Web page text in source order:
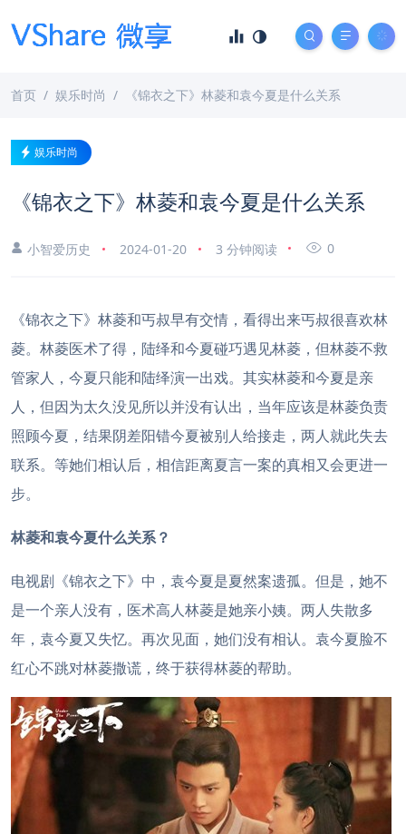
首页 娱乐时尚 《锦衣之下》林菱和袁今夏是什么关系
娱乐时尚
《锦衣之下》林菱和袁今夏是什么关系
小智爱历史 2024-01-20 3 分钟阅读 0
《锦衣之下》林菱和丐叔早有交情，看得出来丐叔很喜欢林
菱。林菱医术了得，陆绎和今夏碰巧遇见林菱，但林菱不救
管家人，今夏只能和陆绎演一出戏。其实林菱和今夏是亲
人，但因为太久没见所以并没有认出，当年应该是林菱负责
照顾今夏，结果阴差阳错今夏被别人给接走，两人就此失去
联系。等她们相认后，相信距离夏言一案的真相又会更进一
步。
林菱和袁今夏什么关系？
电视剧《锦衣之下》中，袁今夏是夏然案遗孤。但是，她不
是一个亲人没有，医术高人林菱是她亲小姨。两人失散多
年，袁今夏又失忆。再次见面，她们没有相认。袁今夏脸不
红心不跳对林菱撒谎，终于获得林菱的帮助。